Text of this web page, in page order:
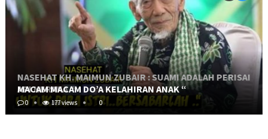
NASEHAT KH. MAIMUN ZUBAIR : SUAMI ADALAH PERISAI
API NERAKA “
0 469 views 0
MACAM MACAM DO’A KELAHIRAN ANAK “
0 177 views 0